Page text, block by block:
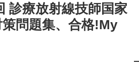
診療放射線技師国家
問題集、合格!My